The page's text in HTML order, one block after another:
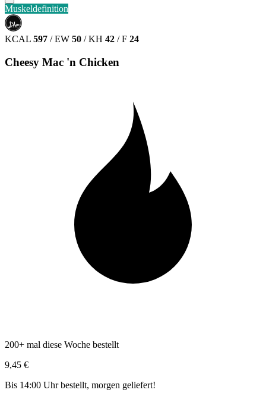
Muskeldefinition
حلال
HALAL
KCAL 597 / EW 50 / KH 42 / F 24
Cheesy Mac 'n Chicken
200+ mal diese Woche bestellt
9,45 €
Bis 14:00 Uhr bestellt, morgen geliefert!